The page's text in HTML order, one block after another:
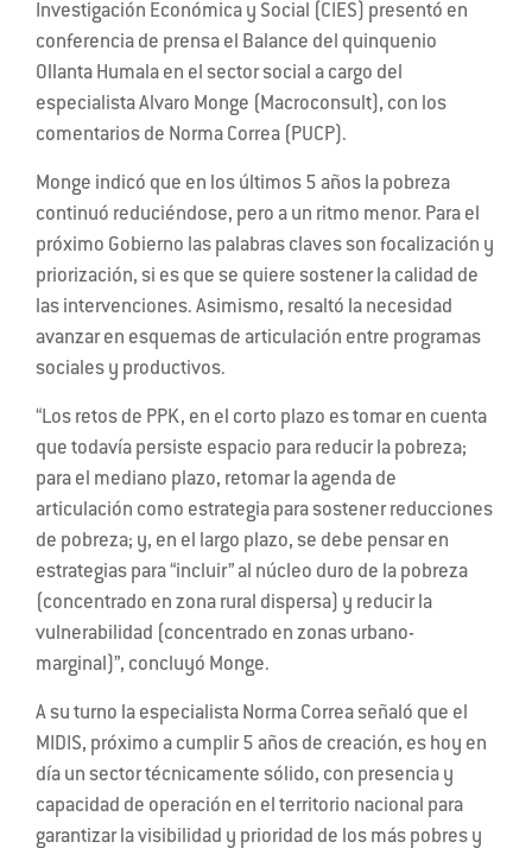
Investigación Económica y Social (CIES) presentó en
conferencia de prensa el Balance del quinquenio
Ollanta Humala en el sector social a cargo del
especialista Alvaro Monge (Macroconsult), con los
comentarios de Norma Correa (PUCP).
Monge indicó que en los últimos 5 años la pobreza
continuó reduciéndose, pero a un ritmo menor. Para el
próximo Gobierno las palabras claves son focalización y
priorización, si es que se quiere sostener la calidad de
las intervenciones. Asimismo, resaltó la necesidad
avanzar en esquemas de articulación entre programas
sociales y productivos.
“Los retos de PPK, en el corto plazo es tomar en cuenta
que todavía persiste espacio para reducir la pobreza;
para el mediano plazo, retomar la agenda de
articulación como estrategia para sostener reducciones
de pobreza; y, en el largo plazo, se debe pensar en
estrategias para “incluir” al núcleo duro de la pobreza
(concentrado en zona rural dispersa) y reducir la
vulnerabilidad (concentrado en zonas urbano-
marginal)”, concluyó Monge.
A su turno la especialista Norma Correa señaló que el
MIDIS, próximo a cumplir 5 años de creación, es hoy en
día un sector técnicamente sólido, con presencia y
capacidad de operación en el territorio nacional para
garantizar la visibilidad y prioridad de los más pobres y